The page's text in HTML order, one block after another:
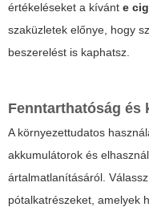
értékeléseket a kívánt e
szaküzletek előnye, hogy
beszerelést is kaphatsz.
Fenntarthatóság és
A környezettudatos
akkumulátorok és
ártalmatlanításáról.
pótalkatrészeket, amelyek